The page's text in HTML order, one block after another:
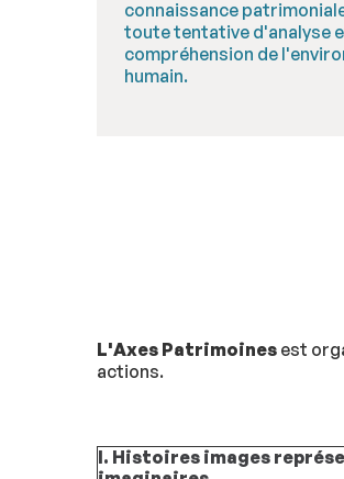
connaissance
toute tentative d'analyse
compréhension de
humain.
L'Axes Patrimoines est
actions.
I. Histoires images